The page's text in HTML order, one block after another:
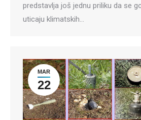
predstavlja još jednu priliku da se
uticaju klimatskih…
MAR
22